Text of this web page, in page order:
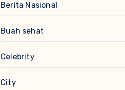
Berita Nasional
Buah sehat
Celebrity
City